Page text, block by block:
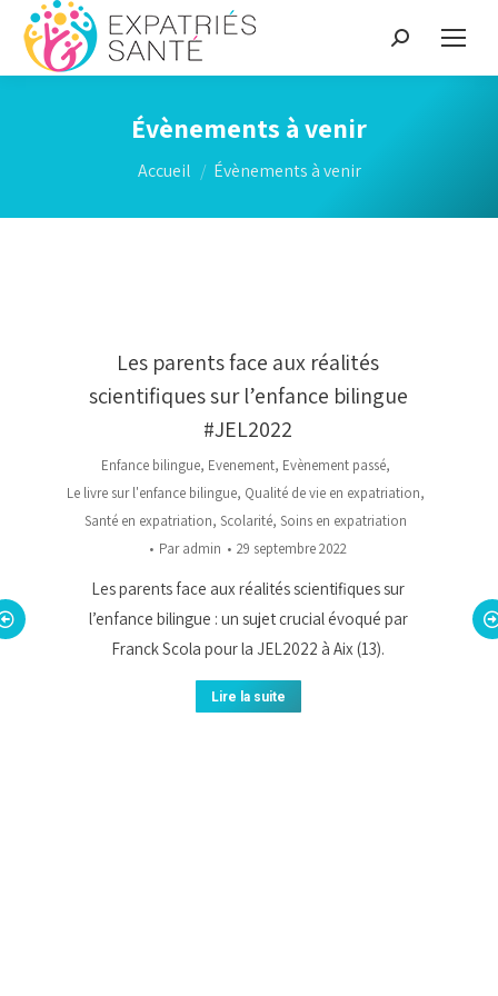
Évènements à venir
Vous êtes ici :
Accueil Évènements à venir
Les parents face aux réalités
scientifiques sur l’enfance bilingue
#JEL2022
Enfance bilingue, Evenement, Evènement passé,
Le livre sur l'enfance bilingue, Qualité de vie en expatriation,
Santé en expatriation, Scolarité, Soins en expatriation
Paradmin 29 septembre 2022
Les parents face aux réalités scientifiques sur
l’enfance bilingue : un sujet crucial évoqué par
Franck Scola pour la JEL2022 à Aix (13).
Lire la suite